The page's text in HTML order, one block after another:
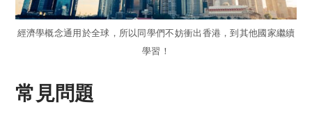
經濟學概念通用於全球，所以同學們不妨衝出香港，到其他國家繼續
學習！
常見問題